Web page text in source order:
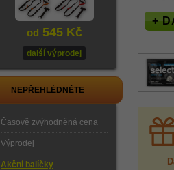
+
od 545 Kč
další výprodej
NEPŘEHLÉDNĚTE
Časově zvýhodněná cena
Výprodej
Akční balíčky